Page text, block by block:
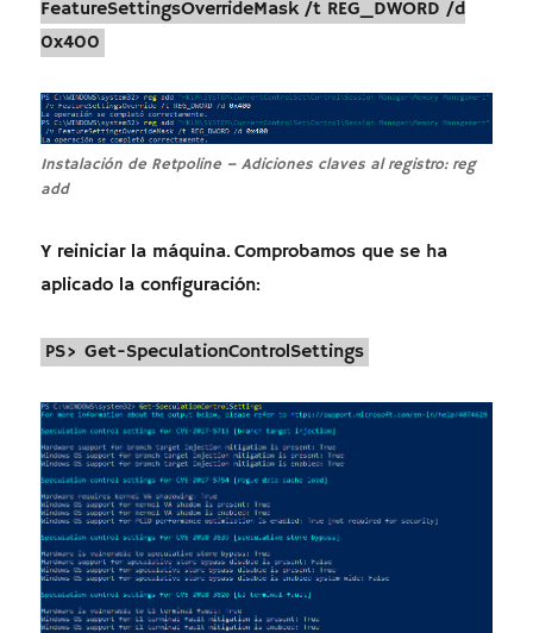
FeatureSettingsOverrideMask /t REG_DWORD /d
0x400
Instalación de Retpoline – Adiciones claves al registro: reg
add
Y reiniciar la máquina. Comprobamos que se ha
aplicado la configuración:
PS> Get-SpeculationControlSettings